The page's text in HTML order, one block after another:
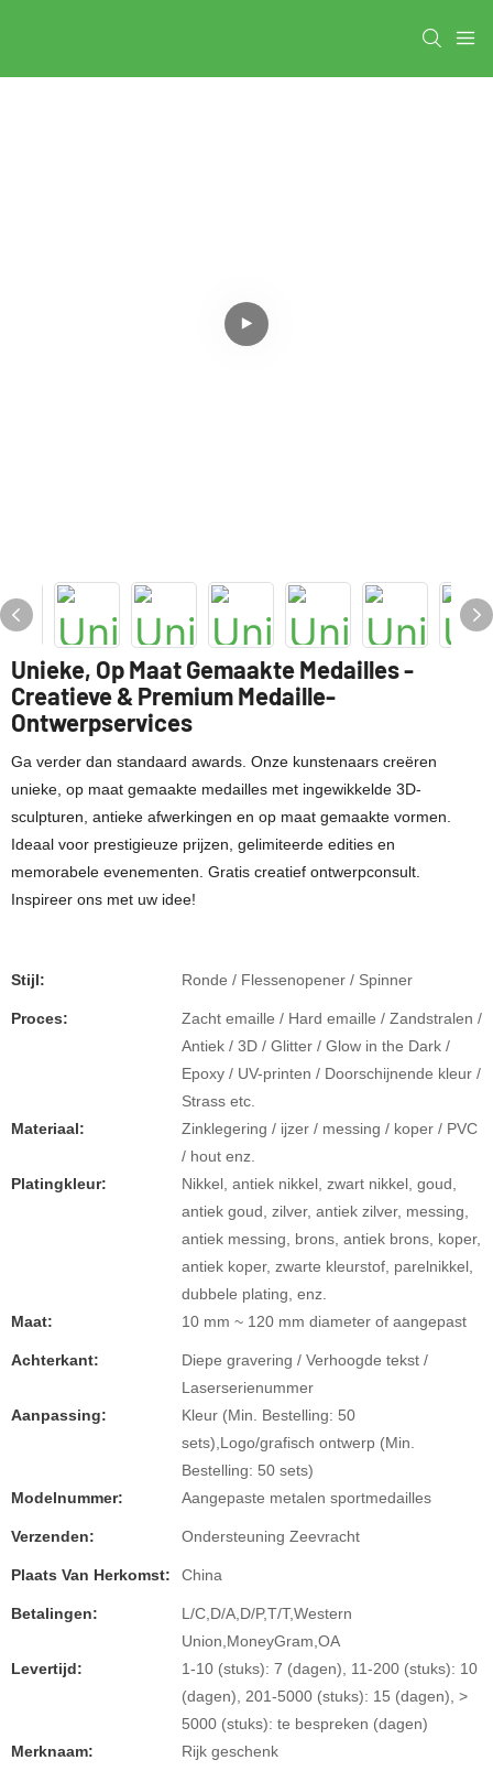
Unieke, Op Maat Gemaakte Medailles -
Creatieve & Premium Medaille-
Ontwerpservices
Ga verder dan standaard awards. Onze kunstenaars creëren
unieke, op maat gemaakte medailles met ingewikkelde 3D-
sculpturen, antieke afwerkingen en op maat gemaakte vormen.
Ideaal voor prestigieuze prijzen, gelimiteerde edities en
memorabele evenementen. Gratis creatief ontwerpconsult.
Inspireer ons met uw idee!
Stijl: Ronde / Flessenopener / Spinner
Proces:
Zacht emaille / Hard emaille / Zandstralen /
Antiek / 3D / Glitter / Glow in the Dark /
Epoxy / UV-printen / Doorschijnende kleur /
Strass etc.
Materiaal:
Zinklegering / ijzer / messing / koper / PVC
/ hout enz.
Platingkleur:
Nikkel, antiek nikkel, zwart nikkel, goud,
antiek goud, zilver, antiek zilver, messing,
antiek messing, brons, antiek brons, koper,
antiek koper, zwarte kleurstof, parelnikkel,
dubbele plating, enz.
Maat:
10 mm ~ 120 mm diameter of aangepast
Achterkant:
Diepe gravering / Verhoogde tekst /
Laserserienummer
Aanpassing:
Kleur (Min. Bestelling: 50
sets),Logo/grafisch ontwerp (Min.
Bestelling: 50 sets)
Modelnummer:
Aangepaste metalen sportmedailles
Verzenden: Ondersteuning Zeevracht
Plaats Van Herkomst: China
Betalingen:
L/C,D/A,D/P,T/T,Western
Union,MoneyGram,OA
Levertijd:
1-10 (stuks): 7 (dagen), 11-200 (stuks): 10
(dagen), 201-5000 (stuks): 15 (dagen), >
5000 (stuks): te bespreken (dagen)
Merknaam:
Rijk geschenk